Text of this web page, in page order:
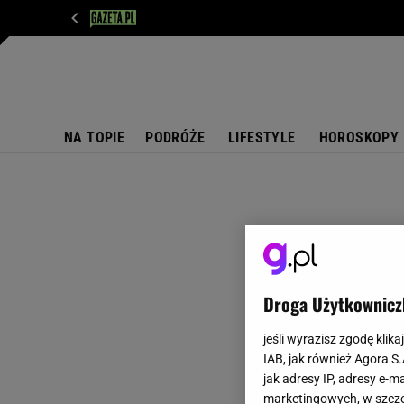
NA TOPIE PODRÓŻE LIFESTYLE HOROSKOPY
Droga
jeśli wyrazisz zgodę
IAB, jak również Agora
jak adresy IP, adresy e-
marketingowych, w